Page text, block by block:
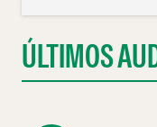
ÚLTIMOS